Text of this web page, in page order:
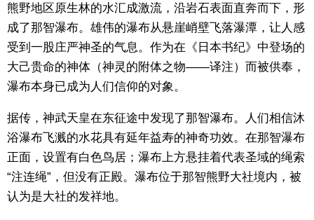
日本信息库
日本一瞥
人物访谈
东京
编辑部通知
熊野地区原生林的水汇成激流，沿岩石表面直奔而下，形
成了那智瀑布。雄伟的瀑布从悬崖峭壁飞落瀑潭，让人感
受到一股庄严神圣的气息。作为在《日本书纪》中登场的
大己贵命的神体（神灵的附体之物——译注）而被供奉，
瀑布本身已成为人们信仰的对象。
据传，神武天皇在东征途中发现了那智瀑布。人们相信沐
浴瀑布飞溅的水花具有延年益寿的神奇功效。在那智瀑布
正面，设置有白色鸟居；瀑布上方悬挂着代表圣域的绳索
“注连绳”，但没有正殿。瀑布位于那智熊野大社境内，被
认为是大社的发祥地。